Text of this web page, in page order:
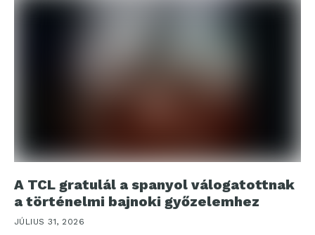
A TCL gratulál a spanyol válogatottnak
a történelmi bajnoki győzelemhez
JÚLIUS 31, 2026